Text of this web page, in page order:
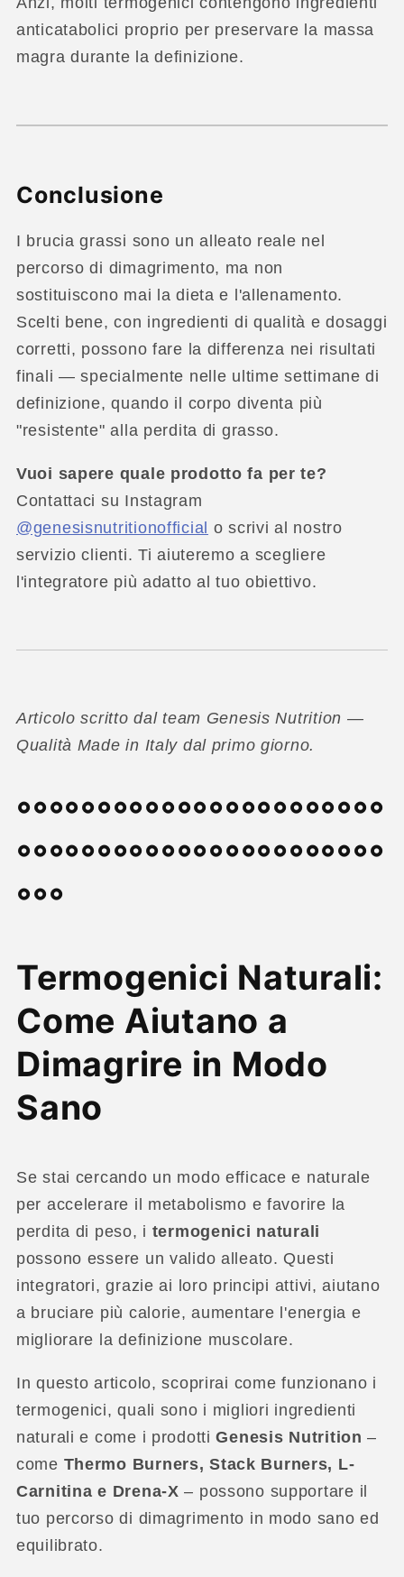
anticatabolici proprio per preservare la massa
magra durante la definizione.
Conclusione
I brucia grassi sono un alleato reale nel
percorso di dimagrimento, ma non
sostituiscono mai la dieta e l'allenamento.
Scelti bene, con ingredienti di qualità e dosaggi
corretti, possono fare la differenza nei risultati
finali — specialmente nelle ultime settimane di
definizione, quando il corpo diventa più
"resistente" alla perdita di grasso.
Vuoi sapere quale prodotto fa per te?
Contattaci su Instagram
@genesisnutritionofficial o scrivi al nostro
servizio clienti. Ti aiuteremo a scegliere
l'integratore più adatto al tuo obiettivo.
Articolo scritto dal team Genesis Nutrition —
Qualità Made in Italy dal primo giorno.
°°°°°°°°°°°°°°°°°°°°°°°
°°°°°°°°°°°°°°°°°°°°°°°
°°°
Termogenici Naturali:
Come Aiutano a
Dimagrire in Modo
Sano
Se stai cercando un modo efficace e naturale
per accelerare il metabolismo e favorire la
perdita di peso, i termogenici naturali
possono essere un valido alleato. Questi
integratori, grazie ai loro principi attivi, aiutano
a bruciare più calorie, aumentare l'energia e
migliorare la definizione muscolare.
In questo articolo, scoprirai come funzionano i
termogenici, quali sono i migliori ingredienti
naturali e come i prodottiGenesis Nutrition –
come Thermo Burners, Stack Burners, L-
Carnitina e Drena-X – possono supportare il
tuo percorso di dimagrimento in modo sano ed
equilibrato.